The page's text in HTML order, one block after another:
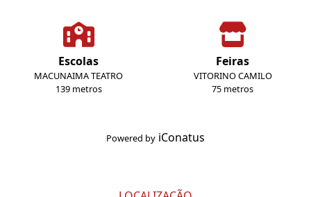
Escolas
MACUNAIMA TEATRO
139 metros
Feiras
VITORINO CAMILO
75 metros
Powered by iConatus